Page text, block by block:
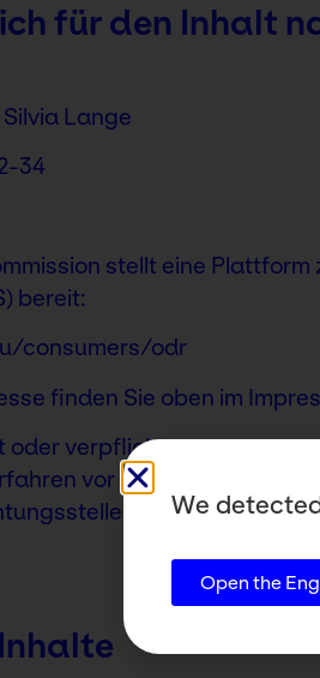
für den Inhalt
Lange
34
stellt eine Plattform
bereit:
consumers/odr
finden Sie oben im
oder verpflichtet, an
vor einer
teilzunehmen.
We
Open the